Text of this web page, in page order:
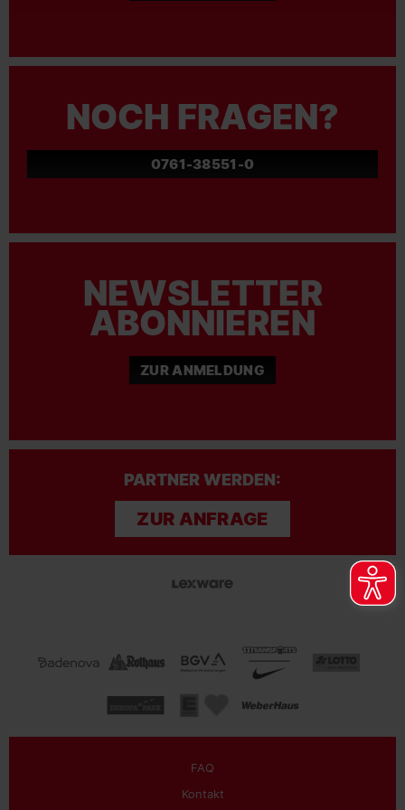
NOCH FRAGEN?
0761-38551-0
NEWSLETTER
ABONNIEREN
ZUR ANMELDUNG
PARTNER WERDEN:
ZUR ANFRAGE
FAQ
Kontakt